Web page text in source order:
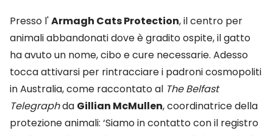
Presso l'Armagh Cats Protection, il centro per
animali abbandonati dove è gradito ospite, il gatto
ha avuto un nome, cibo e cure necessarie. Adesso
tocca attivarsi per rintracciare i padroni cosmopoliti
in Australia, come raccontato al The Belfast
Telegraphda Gillian McMullen, coordinatrice della
protezione animali: ‘Siamo in contatto con il registro